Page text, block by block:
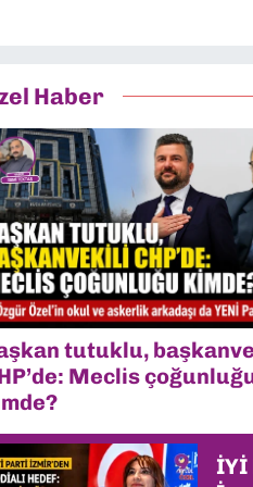
Haber
tutuklu,
Meclis
İYİ